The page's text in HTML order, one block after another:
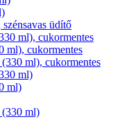
üdítő
ml), cukormentes
ml), cukormentes
ml), cukormentes
ml)
ml)
(330 ml)